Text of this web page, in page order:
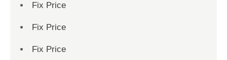
Fix Price
Fix Price
Fix Price